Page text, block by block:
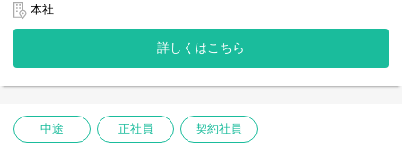
児、介護などとの両立も可能です。社員が仕事をしやすい環境を
務としチームの拡大を図っています。
なお、フルリモート勤務可能なので、勤務地は北海道から沖縄ま
で、日本全国どこからでも働いていただけます。
入社日以外の出社は年１～４回程度なので、入社後の勤務地は国
また、働く時間に制限もなく、月160時間の勤務で、午前５時～２
を途中で中断したり、働く時間を調整できるので、家事、育児、
介護などとの両立も可能です。社員が仕事をしやすい環境を整え
本社
詳しくはこちら
中途 正社員 契約社員